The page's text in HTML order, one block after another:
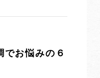
でお悩みの６